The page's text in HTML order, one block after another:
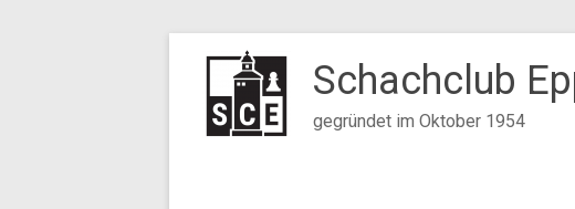
Inhalt
springen
Schachclub
gegründet im Oktober 1954